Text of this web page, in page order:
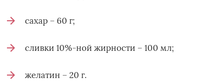
сахар – 60 г;
сливки 10%-ной жирности – 100 мл;
желатин – 20 г.